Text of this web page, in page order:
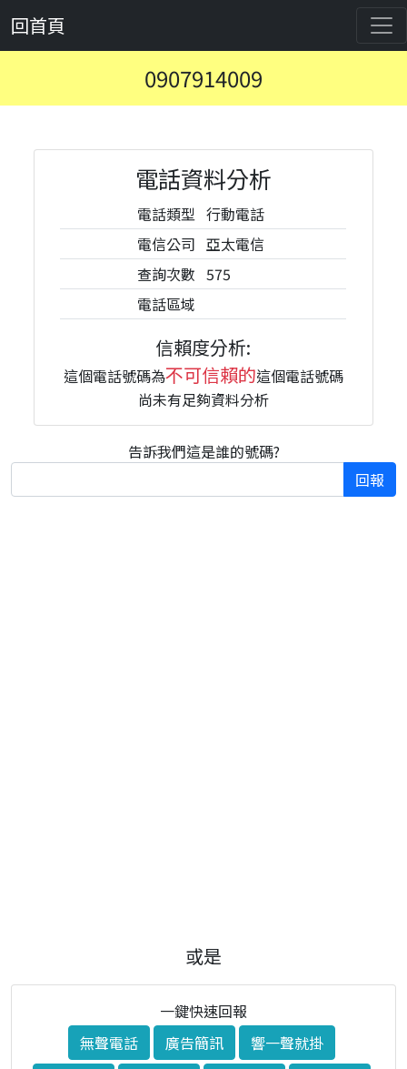
回首頁
0907914009
電話資料分析
電話類型 行動電話
電信公司 亞太電信
查詢次數 575
電話區域
信賴度分析:
這個電話號碼為不可信賴的這個電話號碼
尚未有足夠資料分析
告訴我們這是誰的號碼?
回報
或是
一鍵快速回報
無聲電話
廣告簡訊
響一聲就掛